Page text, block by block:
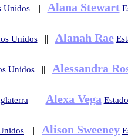
Unidos|| Alana Stewart
Unidos|| Alanah Rae
Unidos || Alessandra
|| Alexa Vega
|| Alison Sweeney